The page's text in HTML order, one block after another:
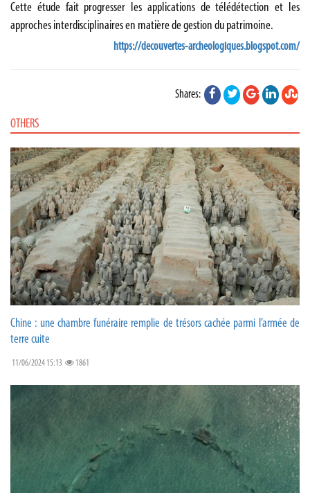
Cette étude fait progresser les applications de télédétection et les
approches interdisciplinaires en matière de gestion du patrimoine.
https://decouvertes-archeologiques.blogspot.com/
Shares:
OTHERS
Chine : une chambre funéraire remplie de trésors cachée parmi l’armée de
terre cuite
11/06/2024 15:13 1861